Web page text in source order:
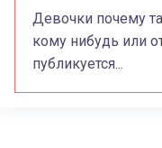
Девочки почему
кому нибудь или
публикуется...